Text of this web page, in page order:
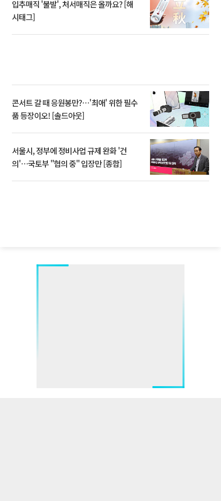
입추매직 '불발', 처서매직은 올까요? [해
시태그]
콘서트 갈 때 응원봉만?⋯'최애' 위한 필수
품 등장이오! [솔드아웃]
서울시, 정부에 정비사업 규제 완화 '건
의'⋯국토부 "협의 중" 입장만 [종합]